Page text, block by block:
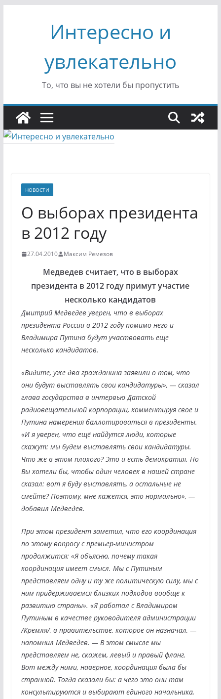
содержимомуИнтересно и
увлекательно
То, что вы не хотели бы пропустить
НОВОСТИ
О выборах президента
в 2012 году
27.04.2010 Максим Ремезов
Медведев считает, что в выборах
президента в 2012 году примут участие
несколько кандидатов
Дмитрий Медведев уверен, что в выборах
президента России в 2012 году помимо него и
Владимира Путина будут участвовать еще
несколько кандидатов.
«Видите, уже два гражданина заявили о том, что
они будут выставлять свои кандидатуры», — сказал
глава государства в интервью Датской
радиовещательной корпорации, комментируя свое и
Путина намерения баллотироваться в президенты.
«И я уверен, что ещё найдутся люди, которые
скажут: мы будем выставлять свои кандидатуры.
Что же в этом плохого? Это и есть демократия. Но
Вы хотели бы, чтобы один человек в нашей стране
сказал: вот я буду выставлять, а остальные не
смейте? Поэтому, мне кажется, это нормально», —
добавил Медведев.
При этом президент заметил, что его координация
по этому вопросу с премьер-министром
продолжится: «Я объясню, почему такая
координация имеет смысл. Мы с Путиным
представляем одну и ту же политическую силу, мы с
ним придерживаемся близких подходов вообще к
развитию страны». «Я работал с Владимиром
Путиным в качестве руководителя администрации
/Кремля/, в правительстве, которое он назначал, —
напомнил Медведев. — В этом смысле мы
представляем не, скажем, левый и правый фланг.
Вот между ними, наверное, координация была бы
странной. Тогда сказали бы: а чего это они там
консультируются и выбирают единого начальника,